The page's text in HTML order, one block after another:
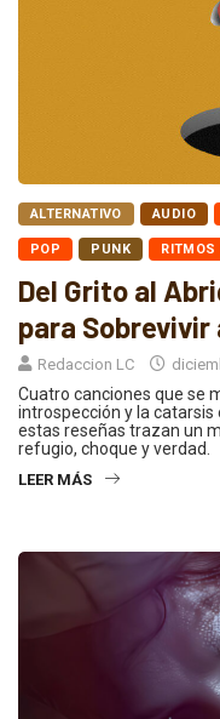
ALTERNATIVO AUDIO
POP PUNK RITMOS
Del Grito al
para Sobrevivir
Redaccion LC
Cuatro canciones que se
introspección y la catarsis
estas reseñas trazan un
refugio, choque y verdad.
LEER MÁS